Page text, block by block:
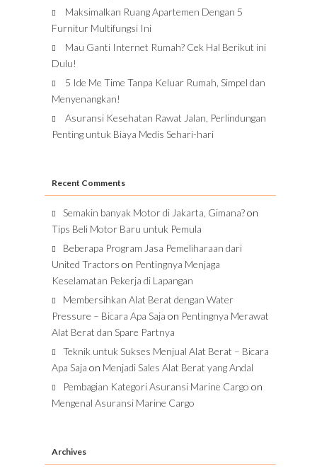
Maksimalkan Ruang Apartemen Dengan 5
Furnitur Multifungsi Ini
Mau Ganti Internet Rumah? Cek Hal Berikut ini
Dulu!
5 Ide Me Time Tanpa Keluar Rumah, Simpel dan
Menyenangkan!
Asuransi Kesehatan Rawat Jalan, Perlindungan
Penting untuk Biaya Medis Sehari-hari
Recent Comments
Semakin banyak Motor di Jakarta, Gimana?on
Tips Beli Motor Baru untuk Pemula
Beberapa Program Jasa Pemeliharaan dari
United Tractors on Pentingnya Menjaga
Keselamatan Pekerja di Lapangan
Membersihkan Alat Berat dengan Water
Pressure – Bicara Apa Saja on Pentingnya Merawat
Alat Berat dan Spare Partnya
Teknik untuk Sukses Menjual Alat Berat – Bicara
Apa Saja on Menjadi Sales Alat Berat yang Andal
Pembagian Kategori Asuransi Marine Cargo on
Mengenal Asuransi Marine Cargo
Archives